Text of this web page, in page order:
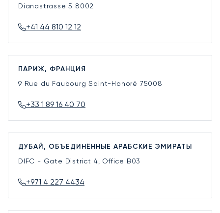
Dianastrasse 5 8002
+41 44 810 12 12
ПАРИЖ, ФРАНЦИЯ
9 Rue du Faubourg Saint-Honoré 75008
+33 1 89 16 40 70
ДУБАЙ, ОБЪЕДИНЁННЫЕ АРАБСКИЕ ЭМИРАТЫ
DIFC - Gate District 4, Office B03
+971 4 227 4434